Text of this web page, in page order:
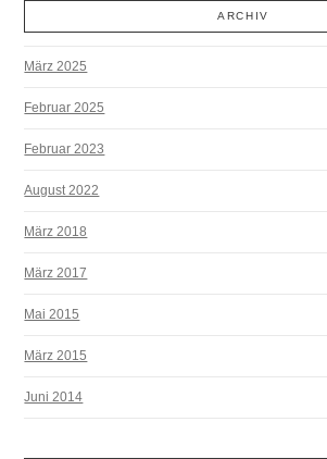
ARCHIV
März 2025
Februar 2025
Februar 2023
August 2022
März 2018
März 2017
Mai 2015
März 2015
Juni 2014